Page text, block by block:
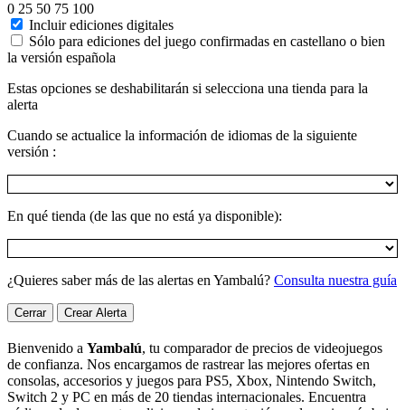
0 25 50 75 100
Incluir ediciones digitales
Sólo para ediciones del juego confirmadas en castellano o bien
la versión española
Estas opciones se deshabilitarán si selecciona una tienda para la
alerta
Cuando se actualice la información de idiomas de la siguiente
versión :
En qué tienda (de las que no está ya disponible):
¿Quieres saber más de las alertas en Yambalú? Consulta nuestra guía
Cerrar Crear Alerta
Bienvenido a Yambalú, tu comparador de precios de videojuegos
de confianza. Nos encargamos de rastrear las mejores ofertas en
consolas, accesorios y juegos para PS5, Xbox, Nintendo Switch,
Switch 2 y PC en más de 20 tiendas internacionales. Encuentra